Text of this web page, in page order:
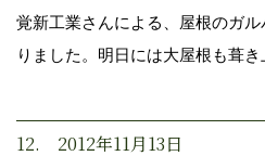
覚新工業さんによる、屋根のガ
りました。明日には大屋根も葺き
12. 2012年11月13日